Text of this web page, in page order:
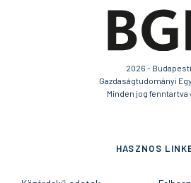
2026 - Budapesti
Gazdaságtudományi
Minden jog fenntartva
HASZNOS